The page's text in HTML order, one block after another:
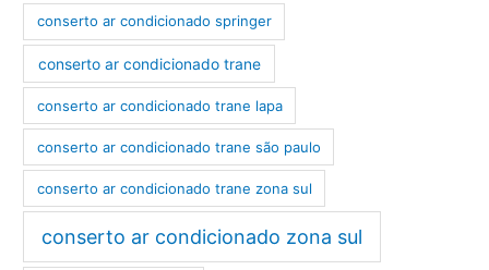
conserto ar condicionado springer
conserto ar condicionado trane
conserto ar condicionado trane lapa
conserto ar condicionado trane são paulo
conserto ar condicionado trane zona sul
conserto ar condicionado zona sul